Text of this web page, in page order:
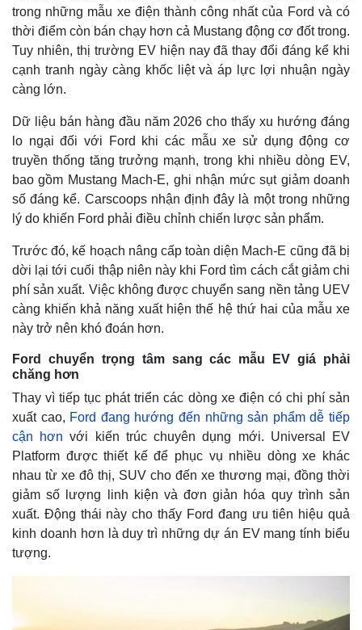
Thế giới
Quan sát
Cuộc sống đó đây
Hồ sơ
Multimedia
Video
Ảnh
E-Magazine
Infographic
trong những mẫu xe điện thành công nhất của Ford và có
thời điểm còn bán chạy hơn cả Mustang động cơ đốt trong.
Tuy nhiên, thị trường EV hiện nay đã thay đổi đáng kể khi
cạnh tranh ngày càng khốc liệt và áp lực lợi nhuận ngày
càng lớn.
Dữ liệu bán hàng đầu năm 2026 cho thấy xu hướng đáng
lo ngại đối với Ford khi các mẫu xe sử dụng động cơ
truyền thống tăng trưởng mạnh, trong khi nhiều dòng EV,
bao gồm Mustang Mach-E, ghi nhận mức sụt giảm doanh
số đáng kể. Carscoops nhận định đây là một trong những
lý do khiến Ford phải điều chỉnh chiến lược sản phẩm.
Trước đó, kế hoạch nâng cấp toàn diện Mach-E cũng đã bị
dời lại tới cuối thập niên này khi Ford tìm cách cắt giảm chi
phí sản xuất. Việc không được chuyển sang nền tảng UEV
càng khiến khả năng xuất hiện thế hệ thứ hai của mẫu xe
này trở nên khó đoán hơn.
Ford chuyển trọng tâm sang các mẫu EV giá phải
chăng hơn
Thay vì tiếp tục phát triển các dòng xe điện có chi phí sản
xuất cao, Ford đang hướng đến những sản phẩm dễ tiếp
cận hơn với kiến trúc chuyên dụng mới. Universal EV
Platform được thiết kế để phục vụ nhiều dòng xe khác
nhau từ xe đô thị, SUV cho đến xe thương mại, đồng thời
giảm số lượng linh kiện và đơn giản hóa quy trình sản
xuất. Động thái này cho thấy Ford đang ưu tiên hiệu quả
kinh doanh hơn là duy trì những dự án EV mang tính biểu
tượng.